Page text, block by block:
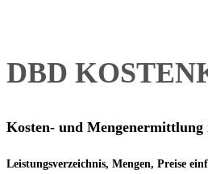
DBD
Kosten- und Mengenermittlung
Leistungsverzeichnis, Mengen, Preise